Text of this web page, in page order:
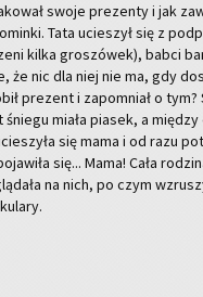
swoje pre­zen­ty i jak
Tata ucie­szył się z
kilka gro­szó­wek), babci
że nic dla niej nie ma, gdy
pre­zent i za­po­mniał o
miała pia­sek, a
się mama i od razu
się... Mama! Cała
na nich, po czym